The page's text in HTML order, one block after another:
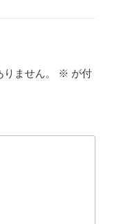
ません。 ※ が付